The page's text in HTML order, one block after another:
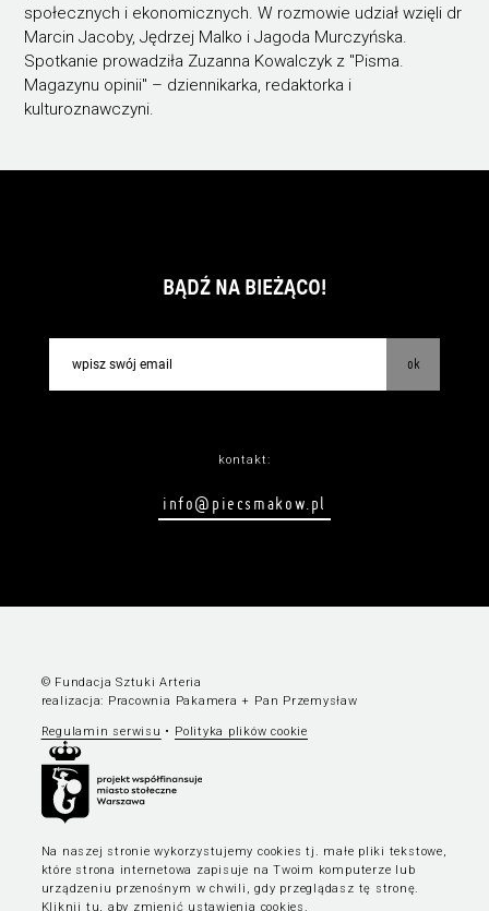
społecznych i ekonomicznych. W rozmowie udział wzięli dr
Marcin Jacoby, Jędrzej Malko i Jagoda Murczyńska.
Spotkanie prowadziła Zuzanna Kowalczyk z "Pisma.
Magazynu opinii" – dziennikarka, redaktorka i
kulturoznawczyni.
BĄDŹ NA BIEŻĄCO!
ok
kontakt:
info@piecsmakow.pl
© Fundacja Sztuki Arteria
realizacja: Pracownia Pakamera + Pan Przemysław
Regulamin serwisu • Polityka plików cookie
Na naszej stronie wykorzystujemy cookies tj. małe pliki tekstowe,
które strona internetowa zapisuje na Twoim komputerze lub
urządzeniu przenośnym w chwili, gdy przeglądasz tę stronę.
Kliknij tu, aby zmienić ustawienia cookies.